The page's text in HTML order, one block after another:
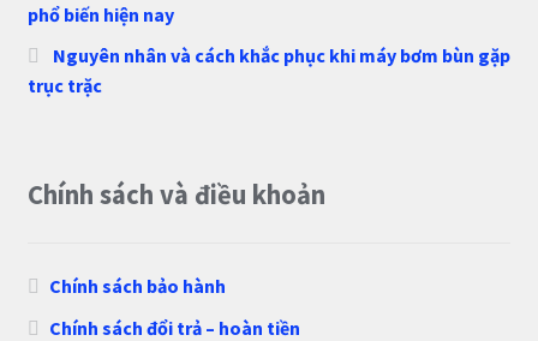
phổ biến hiện nay
Nguyên nhân và cách khắc phục khi máy bơm bùn gặp
trục trặc
Chính sách và điều khoản
Chính sách bảo hành
Chính sách đổi trả – hoàn tiền